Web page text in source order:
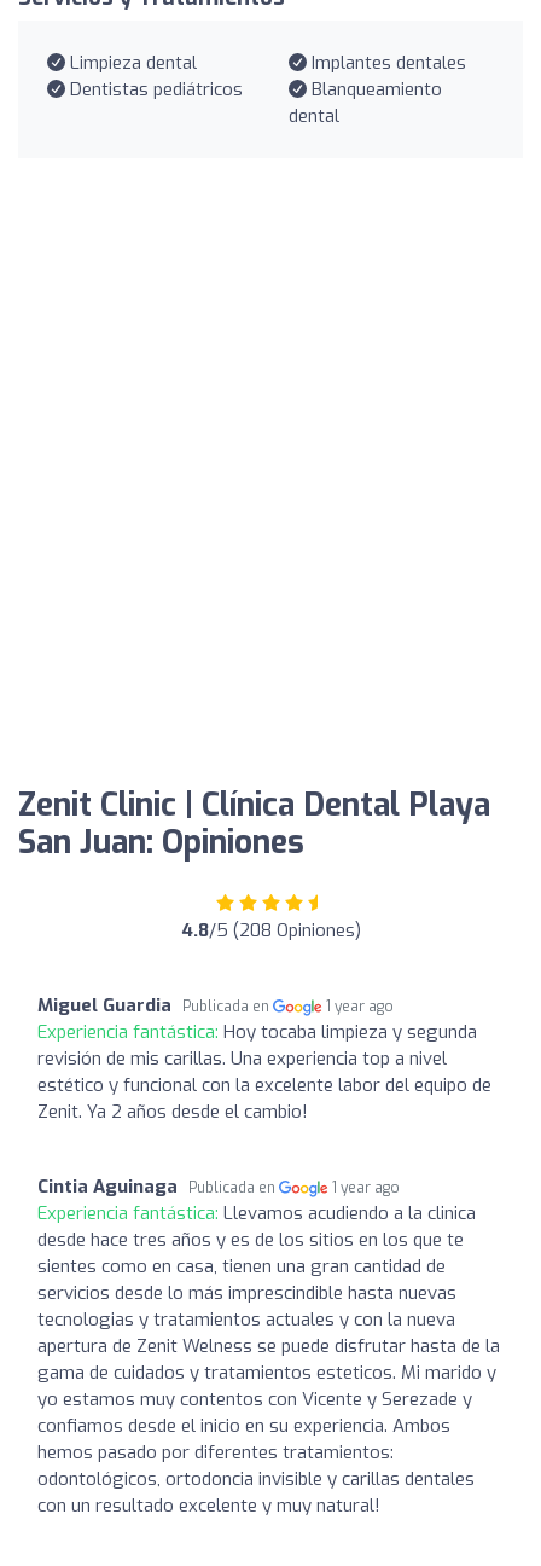
Limpieza dental
Implantes dentales
Dentistas pediátricos
Blanqueamiento
dental
Zenit Clinic | Clínica Dental Playa
San Juan: Opiniones
4.8/5 (208 Opiniones)
Miguel Guardia Publicada en 1 year ago
Experiencia fantástica: Hoy tocaba limpieza y segunda
revisión de mis carillas. Una experiencia top a nivel
estético y funcional con la excelente labor del equipo de
Zenit. Ya 2 años desde el cambio!
Cintia Aguinaga Publicada en 1 year ago
Experiencia fantástica: Llevamos acudiendo a la clinica
desde hace tres años y es de los sitios en los que te
sientes como en casa, tienen una gran cantidad de
servicios desde lo más imprescindible hasta nuevas
tecnologias y tratamientos actuales y con la nueva
apertura de Zenit Welness se puede disfrutar hasta de la
gama de cuidados y tratamientos esteticos. Mi marido y
yo estamos muy contentos con Vicente y Serezade y
confiamos desde el inicio en su experiencia. Ambos
hemos pasado por diferentes tratamientos:
odontológicos, ortodoncia invisible y carillas dentales
con un resultado excelente y muy natural!